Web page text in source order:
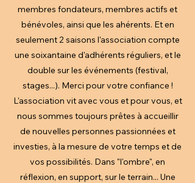
membres fondateurs, membres actifs et
bénévoles, ainsi que les ahérents. Et en
seulement 2 saisons l'association compte
une soixantaine d'adhérents réguliers, et le
double sur les événements (festival,
stages...). Merci pour votre confiance !
L'association vit avec vous et pour vous, et
nous sommes toujours prêtes à accueillir
de nouvelles personnes passionnées et
investies, à la mesure de votre temps et de
vos possibilités. Dans "l'ombre", en
réflexion, en support, sur le terrain... Une